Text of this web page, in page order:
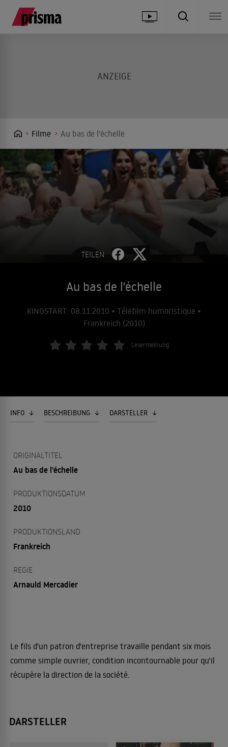
Filme Au bas de l'échelle
TEILEN
Au bas de l'échelle
KINOSTART: 08.11.2010 • Téléfilm humoristique •
Frankreich (2010)
Lesermeinung
INFO BESCHREIBUNG DARSTELLER
ORIGINALTITEL
Au bas de l'échelle
PRODUKTIONSDATUM
2010
PRODUKTIONSLAND
Frankreich
REGIE
Arnauld Mercadier
Le fils d'un patron d'entreprise travaille pendant six mois
comme simple ouvrier, condition incontournable pour qu'il
récupère la direction de la société.
DARSTELLER